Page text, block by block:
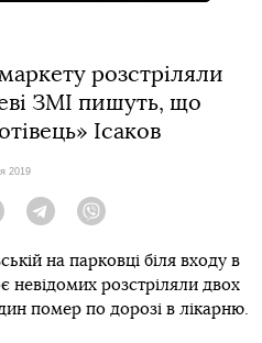
розстріляли
ЗМІ пишуть, що
Ісаков
2019
Twitter Telegram
на парковці біля входу в
невідомих розстріляли двох
помер по дорозі в лікарню.